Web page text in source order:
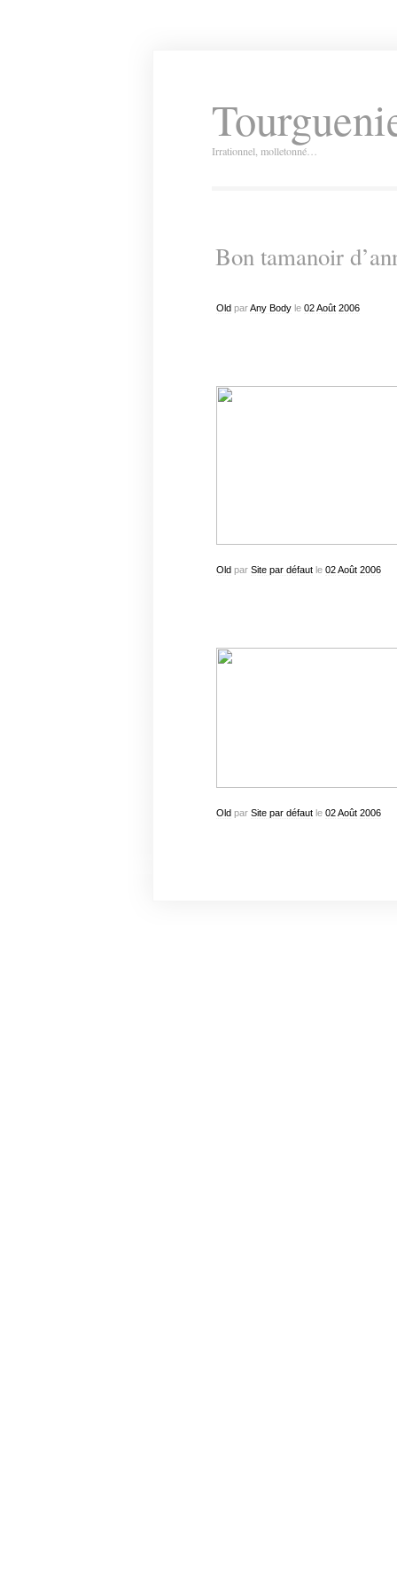
Irrationnel, molletonné…
Bon tamanoir
OldparAny Bodyle 02 Août 2006
Oldpar Site par défautle 02 Août 2006
Old par Site par défautle 02 Août 2006